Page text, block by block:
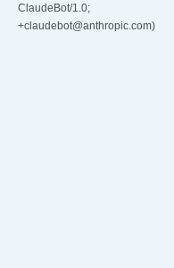
ClaudeBot/1.0;
+claudebot@anthropic.com)